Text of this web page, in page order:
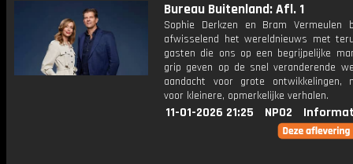
Bureau Buitenland: Afl. 1
Sophie Derkzen en Bram Vermeulen
afwisselend het wereldnieuws met
gasten die ons op een begrijpelijke
grip geven op de snel veranderende
aandacht voor grote ontwikkelingen,
voor kleinere, opmerkelijke verhalen.
11-01-2026 21:25 NPO2